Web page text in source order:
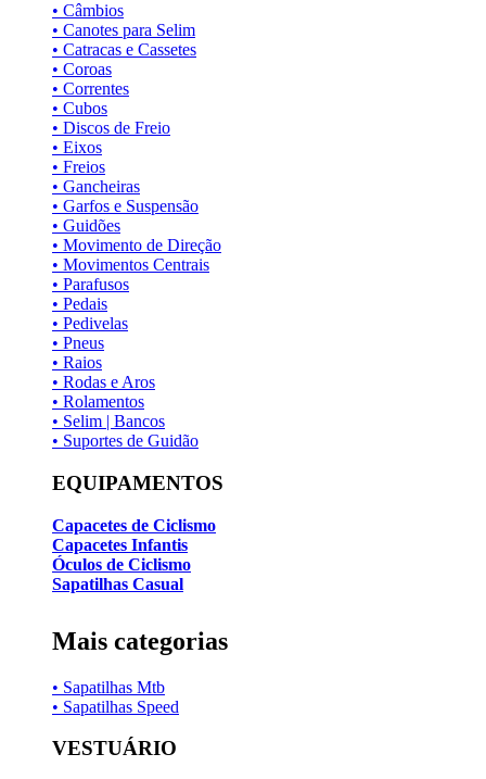
• Câmbios
• Canotes para Selim
• Catracas e Cassetes
• Coroas
• Correntes
• Cubos
• Discos de Freio
• Eixos
• Freios
• Gancheiras
• Garfos e Suspensão
• Guidões
• Movimento de Direção
• Movimentos Centrais
• Parafusos
• Pedais
• Pedivelas
• Pneus
• Raios
• Rodas e Aros
• Rolamentos
• Selim | Bancos
• Suportes de Guidão
EQUIPAMENTOS
Capacetes de Ciclismo
Capacetes Infantis
Óculos de Ciclismo
Sapatilhas Casual
Mais categorias
• Sapatilhas Mtb
• Sapatilhas Speed
VESTUÁRIO